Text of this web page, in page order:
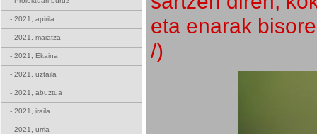
- 2021, apirila
- 2021, maiatza
- 2021, Ekaina
- 2021, uztaila
- 2021, abuztua
- 2021, iraila
- 2021, urria
eta enarak
/)